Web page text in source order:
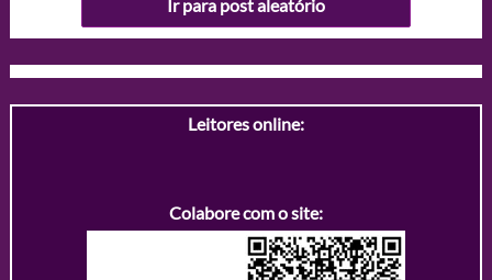
Ir para post aleatório
Leitores online:
Colabore com o site: